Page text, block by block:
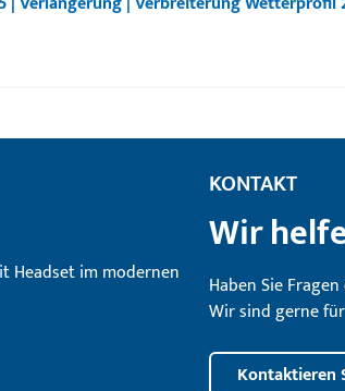
KONTAKT
Wir
Haben Sie
Wir sind gerne
Kontaktieren